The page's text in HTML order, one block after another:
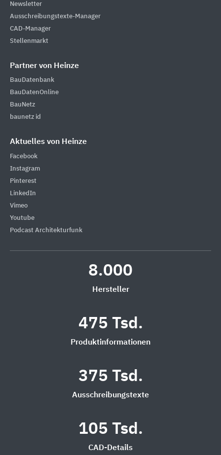
Newsletter
Ausschreibungstexte-Manager
CAD-Manager
Stellenmarkt
Partner von Heinze
BauDatenbank
BauDatenOnline
BauNetz
baunetz id
Aktuelles von Heinze
Facebook
Instagram
Pinterest
LinkedIn
Vimeo
Youtube
Podcast Architekturfunk
8.000
Hersteller
475 Tsd.
Produktinformationen
375 Tsd.
Ausschreibungstexte
105 Tsd.
CAD-Details